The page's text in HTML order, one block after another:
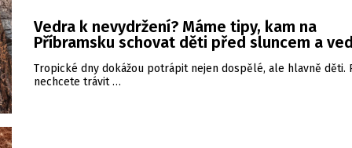
Vedra k nevydržení? Máme tipy, kam na
Příbramsku schovat děti před sluncem a
Tropické dny dokážou potrápit nejen dospělé, ale hlavně děti.
nechcete trávit …